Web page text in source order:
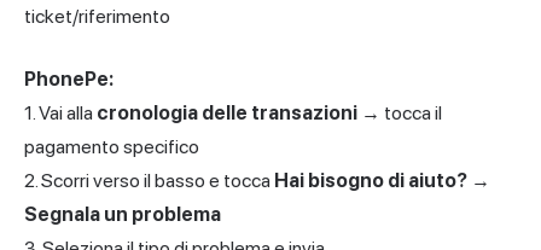
ticket/riferimento
PhonePe:
1. Vai alla cronologia delle transazioni → tocca il
pagamento specifico
2. Scorri verso il basso e tocca Hai bisogno di aiuto? →
Segnala un problema